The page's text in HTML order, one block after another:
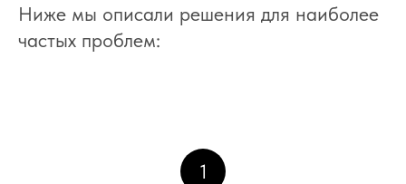
Ниже мы описали решения для наиболее
частых проблем:
1